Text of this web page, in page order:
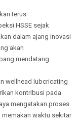
terus
HSSE sejak
dalam ajang inovasi
akan
mendatang.
wellhead lubcricating
kontribusi pada
mengatakan proses
waktu sekitar